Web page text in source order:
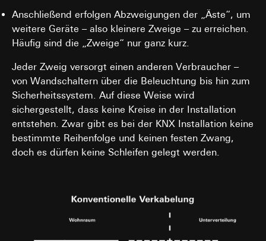
Anschließend erfolgen Abzweigungen der „Äste“, um
weitere Geräte – also kleinere Zweige – zu erreichen.
Häufig sind die „Zweige“ nur ganz kurz.
Jeder Zweig versorgt einen anderen Verbraucher –
von Wandschaltern über die Beleuchtung bis hin zum
Sicherheitssystem. Auf diese Weise wird
sichergestellt, dass keine Kreise in der Installation
entstehen. Zwar gibt es bei der KNX Installation keine
bestimmte Reihenfolge und keinen festen Zwang,
doch es dürfen keine Schleifen gelegt werden.
Externe Dienstleister für A/B-Testing, die als
Auftragsverarbeiter gemäß Art. 28 DSGVO
tätig werden
Lebensdauer des Cookies: 30 und 90 Tage,
längstens jedoch bis zu 1 Jahr